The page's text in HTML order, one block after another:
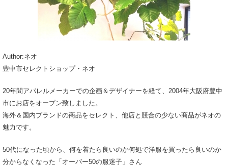
Author:ネオ
豊中市セレクトショップ・ネオ
20年間アパレルメーカーでの企画＆デザイナーを経て、2004年大阪府豊中
市にお店をオープン致しました。
海外＆国内ブランドの商品をセレクト、他店と競合の少ない商品がネオの
魅力です。
50代になった頃から、何を着たら良いのか何処で洋服を買ったら良いのか
分からなくなった「オーバー50の服迷子」さん